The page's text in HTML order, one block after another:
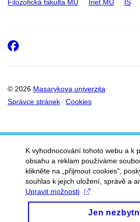
Filozofická fakulta MU Inet MU IS
© 2026 Masarykova univerzita
Správce stránek
Cookies
Facebook
K vyhodnocování tohoto webu a k
obsahu a reklam používáme
klikněte na „přijmout cookies",
souhlas k jejich uložení, správě a
Upravit možnosti
Jen